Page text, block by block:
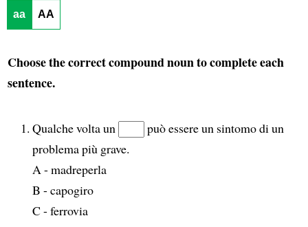
aa AA
Choose the correct compound noun to complete each
sentence.
Qualche volta un
può essere un sintomo di un
problema più grave.
A - madreperla
B - capogiro
C - ferrovia